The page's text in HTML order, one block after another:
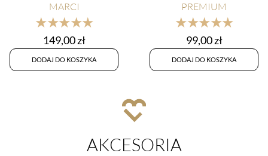
MARCI
★★★★★
149,00zł
DODAJ DO KOSZYKA
PREMIUM
★★★★★
99,00zł
DODAJ DO KOSZYKA
AKCESORIA